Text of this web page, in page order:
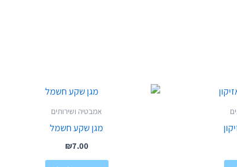
אמבטיה ושירותים
מגן שקע חשמל
₪7.00